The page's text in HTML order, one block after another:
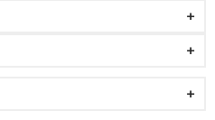
auf dem Tisch
Balance